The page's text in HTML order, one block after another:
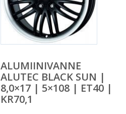
ALUMIINIVANNE
ALUTEC BLACK SUN |
8,0×17 | 5×108 | ET40 |
KR70,1